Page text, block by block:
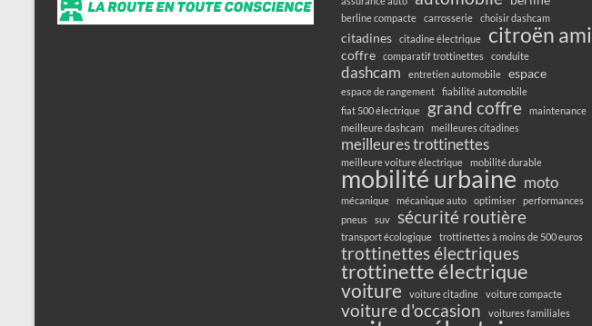
berline compacte carrosserie choisir dashcam
citadines citadine électrique citroën ami
coffre comparatif trottinettes conduite
dashcam entretien automobile espace
espace de rangement
fiabilité automobile
fiat 500 électrique
grand coffre
maintenance
meilleure dashcam
meilleures citadines
meilleures trottinettes
meilleure voiture électrique mobilité durable
mobilité urbaine moto
mécanique mécanique auto optimiser
performances
pneus
suv sécurité routière
transport écologique trottinettes à moins de 500 euros
trottinettes électriques
trottinette électrique
voiture voiture citadine voiture compacte
voiture d'occasion voitures familiales